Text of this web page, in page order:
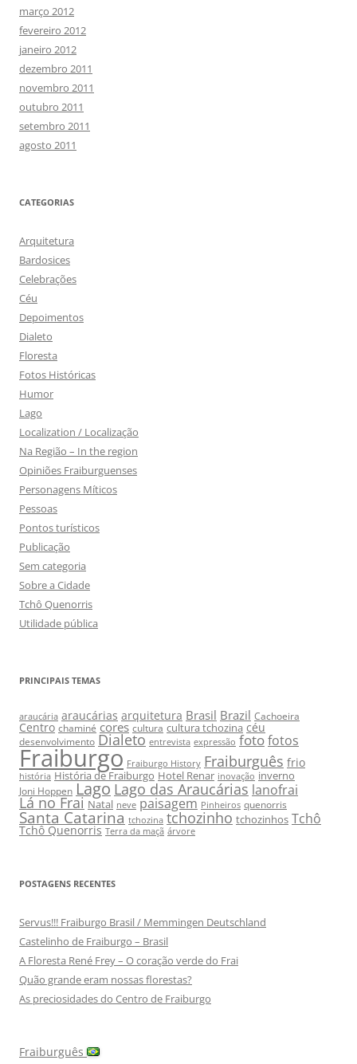
março 2012
fevereiro 2012
janeiro 2012
dezembro 2011
novembro 2011
outubro 2011
setembro 2011
agosto 2011
CATEGORIAS
Arquitetura
Bardosices
Celebrações
Céu
Depoimentos
Dialeto
Floresta
Fotos Históricas
Humor
Lago
Localization / Localização
Na Região – In the region
Opiniões Fraiburguenses
Personagens Míticos
Pessoas
Pontos turísticos
Publicação
Sem categoria
Sobre a Cidade
Tchô Quenorris
Utilidade pública
PRINCIPAIS TEMAS
araucária araucárias arquitetura Brasil Brazil Cachoeira
Centro chaminé cores cultura cultura tchozina céu
desenvolvimento Dialeto entrevista expressão fotofotos
Fraiburgo Fraiburgo History Fraiburguês frio
história História de Fraiburgo Hotel Renar inovação inverno
Joni Hoppen Lago Lago das Araucárias lanofrai
Lá no Frai Natal neve paisagem Pinheiros quenorris
Santa Catarina tchozina tchozinho tchozinhos Tchô
Tchô Quenorris Terra da maçã árvore
POSTAGENS RECENTES
Servus!!! Fraiburgo Brasil / Memmingen Deutschland
Castelinho de Fraiburgo – Brasil
A Floresta René Frey – O coração verde do Frai
Quão grande eram nossas florestas?
As preciosidades do Centro de Fraiburgo
Fraiburguês